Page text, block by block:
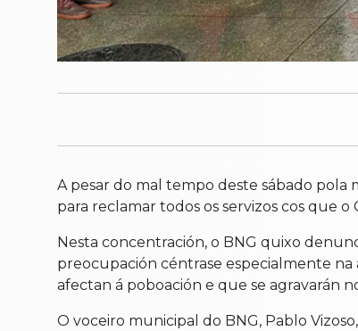
A pesar do mal tempo deste sábado pola
para reclamar todos os servizos cos que
Nesta concentración, o BNG quixo
preocupación céntrase especialmente na
afectan á poboación e que se agravarán
O voceiro municipal do BNG, Pablo